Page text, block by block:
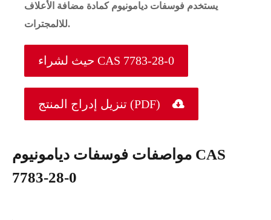
يستخدم فوسفات ديامونيوم كمادة مضافة الأعلاف
للالمجترات.
حيث لشراء CAS 7783-28-0
تنزيل إدراج المنتج (PDF) 
مواصفات فوسفات ديامونيوم CAS
7783-28-0